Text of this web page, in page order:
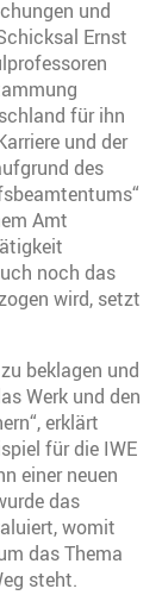
und
Ernst
für ihn
und der
des
Amt
noch das
wird, setzt
beklagen und
Werk und den
erklärt
für die IWE
einer neuen
das
womit
das Thema
steht.